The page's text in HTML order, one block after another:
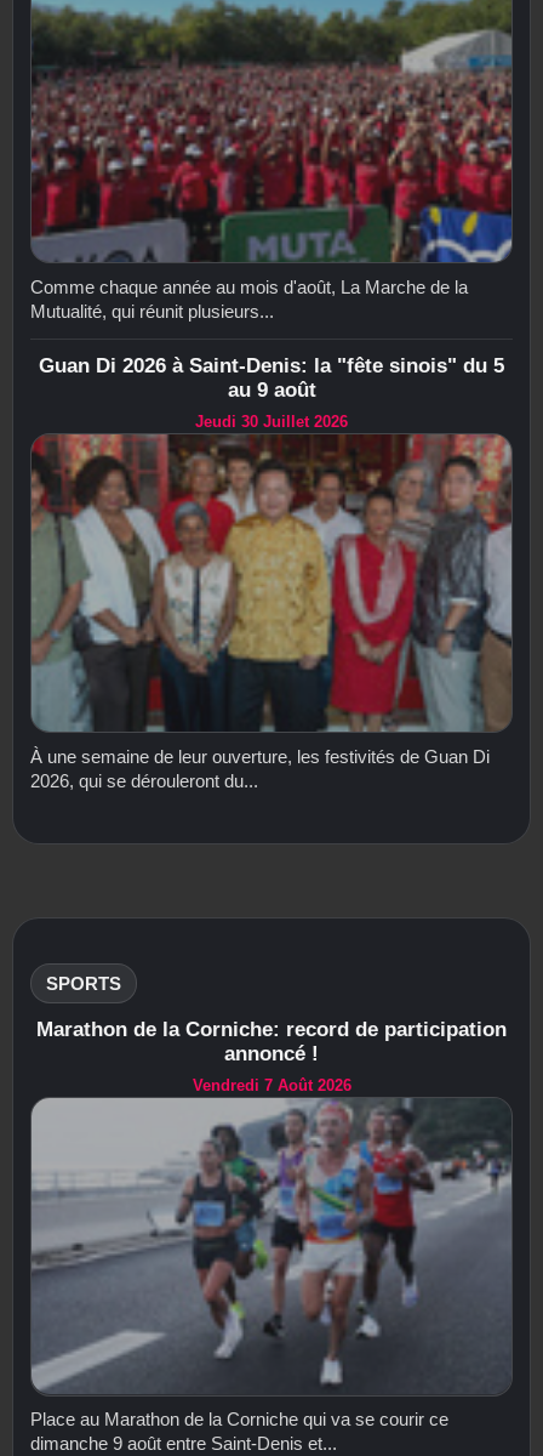
Comme chaque année au mois d'août, La Marche de la
Mutualité, qui réunit plusieurs...
Guan Di 2026 à Saint-Denis: la "fête sinois" du 5
au 9 août
Jeudi 30 Juillet 2026
À une semaine de leur ouverture, les festivités de Guan Di
2026, qui se dérouleront du...
SPORTS
Marathon de la Corniche: record de participation
annoncé !
Vendredi 7 Août 2026
Place au Marathon de la Corniche qui va se courir ce
dimanche 9 août entre Saint-Denis et...